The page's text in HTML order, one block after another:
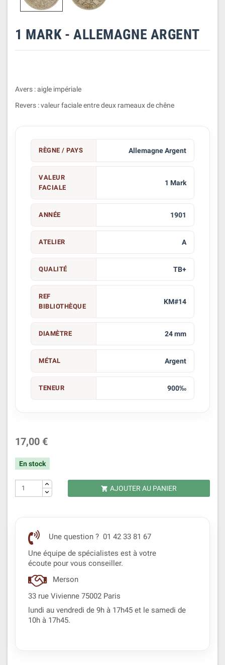
1 MARK - ALLEMAGNE ARGENT
Avers : aigle impériale
Revers : valeur faciale entre deux rameaux de chêne
RÈGNE / PAYS Allemagne Argent
VALEUR
FACIALE
1 Mark
ANNÉE 1901
ATELIER A
QUALITÉ TB+
REF
BIBLIOTHÈQUE
KM#14
DIAMÈTRE 24 mm
MÉTAL Argent
TENEUR 900‰
17,00 €
En stock
 AJOUTER AU PANIER
Une question ? 01 42 33 81 67
Une équipe de spécialistes est à votre
écoute pour vous conseiller.
Merson
33 rue Vivienne 75002 Paris
lundi au vendredi de 9h à 17h45 et le samedi de
10h à 17h45.